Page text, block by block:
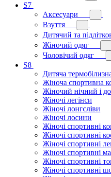
S7
Аксесуари
Взуття
Дитячий та
Жіночий одяг
Чоловічий одяг
S8
Дитяча
Жіноча спортивна
Жіночий нічний і
Жіночі легінси
Жіночі лонгсліви
Жіночі лосини
Жіночі спортивні
Жіночі спортивні
Жіночі спортивні
Жіночі спортивні
Жіночі спортивні
Жіночі спортивні